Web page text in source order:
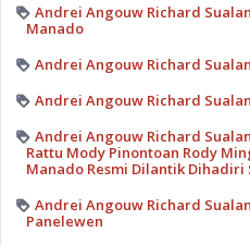
Andrei Angouw Richard
Manado
Andrei Angouw Richard
Andrei Angouw Richard
Andrei Angouw Richard
Rattu Mody Pinontoan Rody
Manado Resmi Dilantik Dihadiri
Andrei Angouw Richard
Panelewen